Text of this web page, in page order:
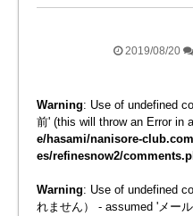
2019/08/20
Warning: Use of undefined
前' (this will throw an Error in
e/hasami/nanisore-
es/refinesnow2/
Warning: Use of undefined
れません） - assumed 'メー